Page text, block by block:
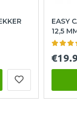
EASY
12,5